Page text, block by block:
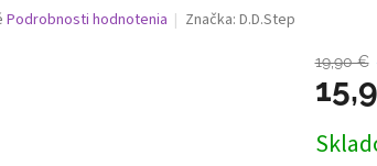
Podrobnosti hodnotenia Značka:D.D.Step
19,90 €
cena: